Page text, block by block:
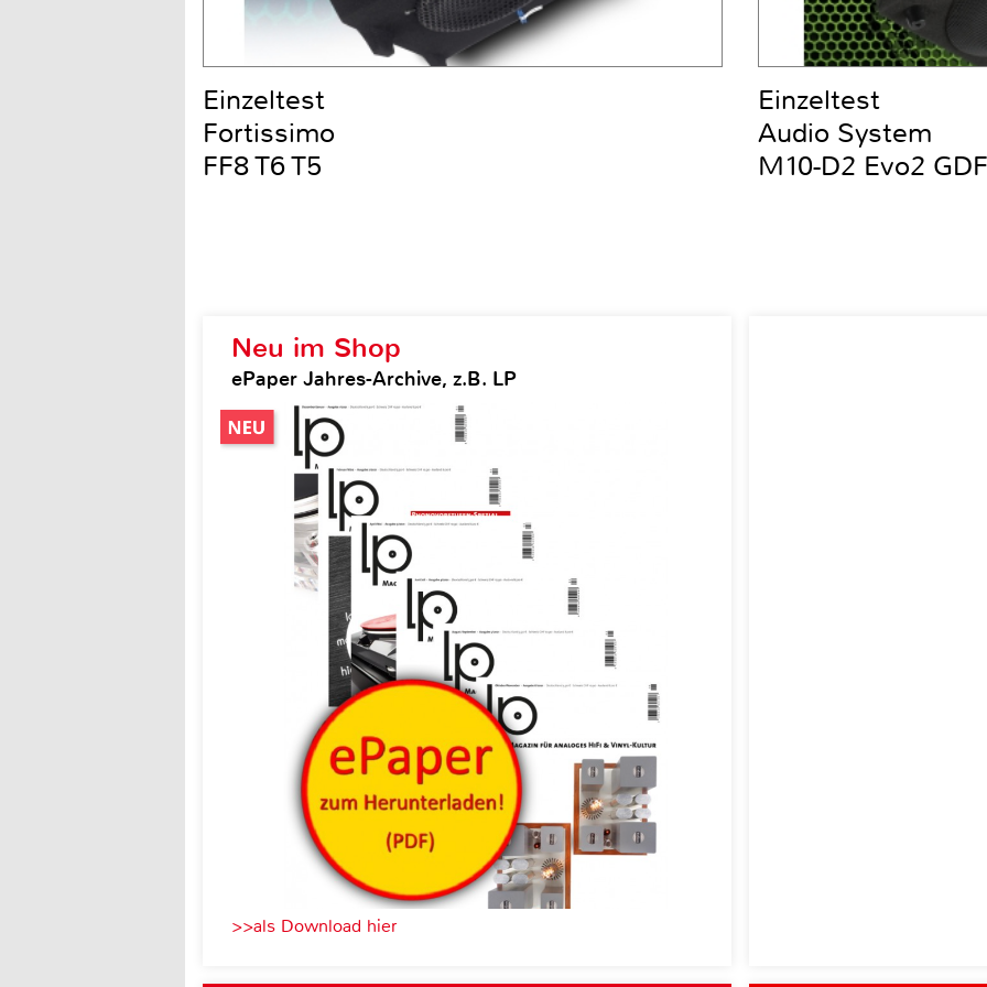
Neu im Shop
ePaper Jahres-Archive, z.B. LP
>>als Download hier
Einzeltest
Fortissimo
FF8 T6 T5
Einzeltest
Audio System
M10-D2 Evo2 GDF